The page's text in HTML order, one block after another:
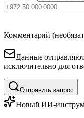
Комментарий
Данные
исключительно для
Отправить запрос
Новый ИИ-